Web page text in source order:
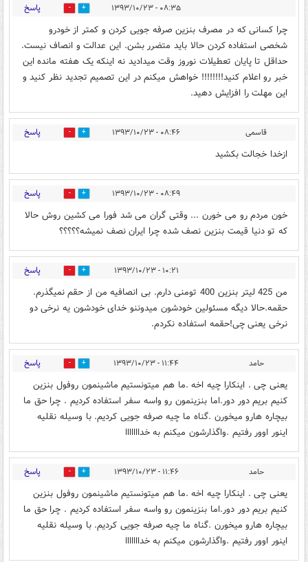
۰۸:۳۵ - ۱۳۹۳/۱۰/۲۳ 0 پاسخ
چرا کسانی که در مصرف بنزین صرفه جویی کردن و کمتر از خودرو
شخصی استفاده کردن حالا باید متضرر بشن. این عدالت و انصاف نیست.
حداقل تا پایان تعطیلات نوروز وقت میدادید نه اینکه یک هفته مانده این
خبر رو اعلام کنید!!!!!!!! خواهش میکنم در این تصمیم تجدید نظر کنید و
این مهلت را افزایش دهید.
قاسمی ۰۸:۴۶ - ۱۳۹۳/۱۰/۲۳ 0 پاسخ
ازخدا خجالت بکشید
۰۸:۴۹ - ۱۳۹۳/۱۰/۲۳ 0 پاسخ
خون مردم رو می خورن ... وقتی گران می شد فورا می کشین روش حالا
که تو دنیا قیمت بنزین نصف شده چرا ایران نصف نمیشه؟؟؟؟؟
۱۰:۲۱ - ۱۳۹۳/۱۰/۲۳ 0 پاسخ
من 425 لیتر بنزین 400 تومنی دارم. بی انصافیه من از حقم نمیگذرم.
حقمه.حالا دیگه مسئولین خودشون میدوننو خدای خودشون یه نرخی دو
نرخی یعنی چی!حقمه استفاده نکردم.
حامد ۱۱:۴۴ - ۱۳۹۳/۱۰/۲۳ 0 پاسخ
یعنی چی . اینکارا چیه اخه .ما هم میتونستیم ماشینمون روفول بنزین
کنیم بریم دور دور.اما بنزینمون رو واسه سفر استفاده کردیم . چرا حق ما
بیچاره هارو میخورن .گناه ما چیه صرفه جویی کردیم. با وسیله نقلیه
اینور اوور رفتیم .واگذارشون میکنم به خدااااااا
حامد ۱۱:۴۶ - ۱۳۹۳/۱۰/۲۳ 0 پاسخ
یعنی چی . اینکارا چیه اخه .ما هم میتونستیم ماشینمون روفول بنزین
کنیم بریم دور دور.اما بنزینمون رو واسه سفر استفاده کردیم . چرا حق ما
بیچاره هارو میخورن .گناه ما چیه صرفه جویی کردیم. با وسیله نقلیه
اینور اوور رفتیم .واگذارشون میکنم به خدااااااا